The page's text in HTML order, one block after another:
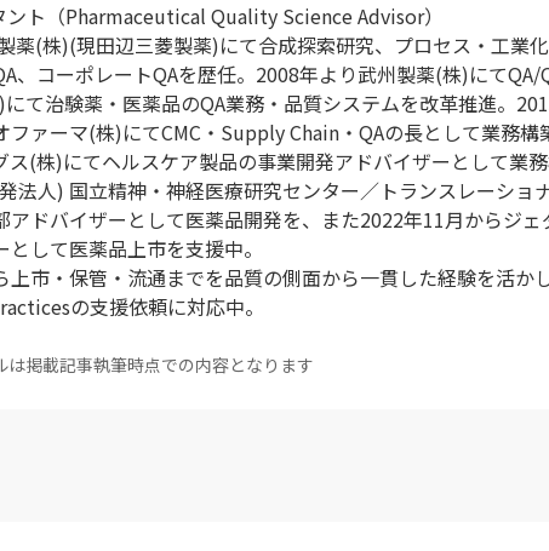
ント（Pharmaceutical Quality Science Advisor）
薬(株)(現田辺三菱製薬)にて合成探索研究、プロセス・工業
、コーポレートQAを歴任。2008年より武州製薬(株)にて
て治験薬・医薬品のQA業務・品質システムを改革推進。
ファーマ(株)にてCMC・Supply Chain・QAの長として業務
ス(株)にてヘルスケア製品の事業開発アドバイザーとして業
人) 国立精神・神経医療研究センター／トランスレーショ
アドバイザーとして医薬品開発を、また2022年11月からジ
して医薬品上市を支援中。
上市・保管・流通までを品質の側面から一貫した経験を活か
の支援依頼に対応中。
掲載記事執筆時点での内容となります